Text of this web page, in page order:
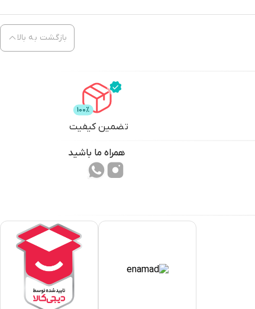
بازگشت به بالا
تضمین کیفیت
همراه ما باشید